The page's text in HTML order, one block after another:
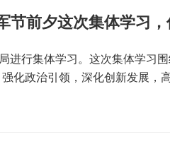
节前夕这次集体学习
进行集体学习。这次集体学习
化政治引领，深化创新发展，